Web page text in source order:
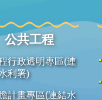
公共工程
行政透明專區(連
利署)
計畫專區(連結水